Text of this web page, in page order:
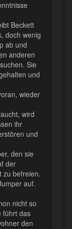
Beckett
doch wenig
ab und
anderen
Sie
und
wieder
wird
ihr
und
den sie
der
zu befreien.
auf.
nicht so
führt das
den